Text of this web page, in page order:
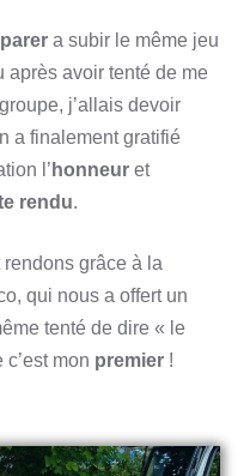
a subir le même jeu
après avoir tenté de me
j’allais devoir
a finalement gratifié
l’ honneur et
rendu.
rendons grâce à la
qui nous a offert un
tenté de dire « le
mon premier !